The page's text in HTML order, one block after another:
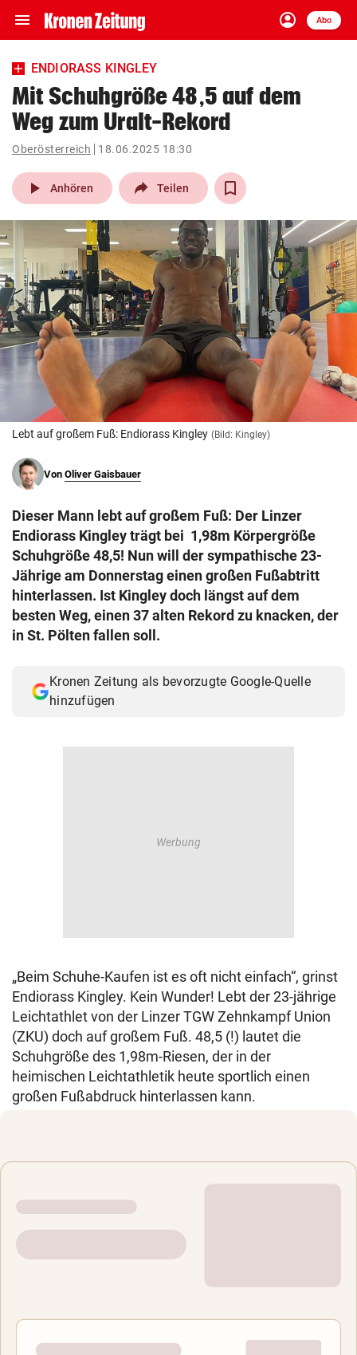
menu Navigation
ein-/ausklappen
account_circle
Anmelden
Abo
close Schließen
account_circle Anmelden
pin_drop
Wien arrow_right
bookmark
search
Suchbegriff
eingeben
© Krone Multimedia GmbH & Co KG 2026
Muthgasse 2, 1190 Wien
ENDIORASS KINGLEY
Mit Schuhgröße 48,5 auf dem
Weg zum Uralt-Rekord
Oberösterreich 18.06.2025 18:30
play_arrow Anhören Teilen
Lebt auf großem Fuß: Endiorass Kingley (Bild: Kingley)
Von Oliver Gaisbauer
Dieser Mann lebt auf großem Fuß: Der Linzer
Endiorass Kingley trägt bei 1,98m Körpergröße
Schuhgröße 48,5! Nun will der sympathische 23-
Jährige am Donnerstag einen großen Fußabtritt
hinterlassen. Ist Kingley doch längst auf dem
besten Weg, einen 37 alten Rekord zu knacken, der
in St. Pölten fallen soll.
Kronen Zeitung als bevorzugte Google-Quelle
hinzufügen
„Beim Schuhe-Kaufen ist es oft nicht einfach“, grinst
Endiorass Kingley. Kein Wunder! Lebt der 23-jährige
Leichtathlet von der Linzer TGW Zehnkampf Union
(ZKU) doch auf großem Fuß. 48,5 (!) lautet die
Schuhgröße des 1,98m-Riesen, der in der
heimischen Leichtathletik heute sportlich einen
großen Fußabdruck hinterlassen kann.